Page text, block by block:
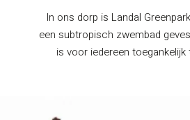
In ons dorp is Landal
een subtropisch zwembad
is voor iedereen toegankelijk